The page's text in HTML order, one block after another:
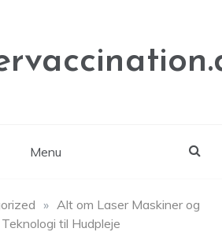
Menu
» Alt om Laser Maskiner og
til Hudpleje